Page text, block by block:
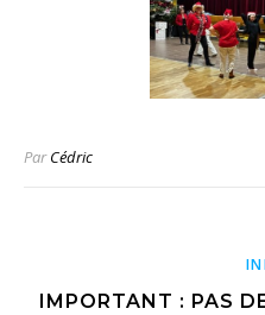
ParCédric
IMPORTANT : PAS